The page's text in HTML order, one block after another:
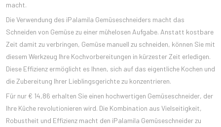
macht.
Die Verwendung des iPalamila Gemüseschneiders macht das
Schneiden von Gemüse zu einer mühelosen Aufgabe. Anstatt kostbare
Zeit damit zu verbringen, Gemüse manuell zu schneiden, können Sie mit
diesem Werkzeug Ihre Kochvorbereitungen in kürzester Zeit erledigen.
Diese Effizienz ermöglicht es Ihnen, sich auf das eigentliche Kochen und
die Zubereitung Ihrer Lieblingsgerichte zu konzentrieren.
Für nur € 14,86 erhalten Sie einen hochwertigen Gemüseschneider, der
Ihre Küche revolutionieren wird. Die Kombination aus Vielseitigkeit,
Robustheit und Effizienz macht den iPalamila Gemüseschneider zu